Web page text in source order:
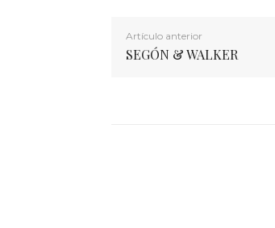
Artículo anterior
SEGÓN & WALKER